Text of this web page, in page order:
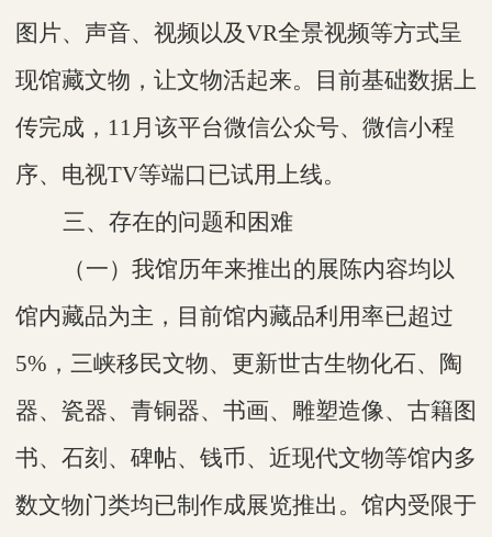
图片、声音、视频以及VR全景视频等方式呈
现馆藏文物，让文物活起来。目前基础数据上
传完成，11月该平台微信公众号、微信小程
序、电视TV等端口已试用上线。
三、存在的问题和困难
（一）我馆历年来推出的展陈内容均以
馆内藏品为主，目前馆内藏品利用率已超过
5%，三峡移民文物、更新世古生物化石、陶
器、瓷器、青铜器、书画、雕塑造像、古籍图
书、石刻、碑帖、钱币、近现代文物等馆内多
数文物门类均已制作成展览推出。馆内受限于